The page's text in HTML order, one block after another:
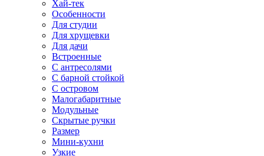
Хай-тек
Особенности
Для студии
Для хрущевки
Для дачи
Встроенные
С антресолями
С барной стойкой
С островом
Малогабаритные
Модульные
Скрытые ручки
Размер
Мини-кухни
Узкие